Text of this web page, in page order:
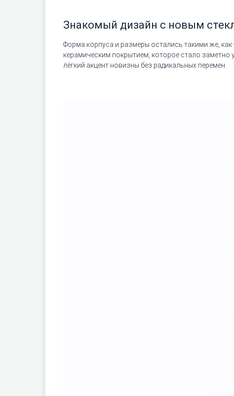
Знакомый дизайн с новым
Форма корпуса и размеры остались такими же, как
керамическим покрытием, которое стало заметно
лёгкий акцент новизны без радикальных перемен.